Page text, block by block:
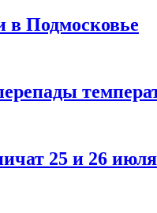
в Подмосковье
25 и 26